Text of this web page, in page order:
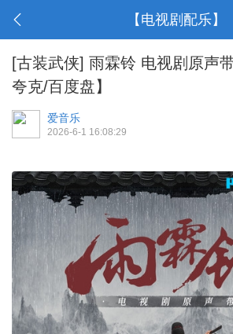
【电视剧配乐】
[古装武侠] 雨霖铃 电视剧原声
夸克/百度盘】
爱音乐
2026-6-1 16:08:29